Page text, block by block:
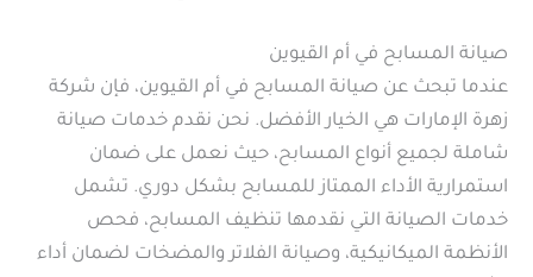
صيانة المسابح في أم القيوين
عندما تبحث عن صيانة المسابح في أم القيوين، فإن شركة
زهرة الإمارات هي الخيار الأفضل. نحن نقدم خدمات صيانة
شاملة لجميع أنواع المسابح، حيث نعمل على ضمان
استمرارية الأداء الممتاز للمسابح بشكل دوري. تشمل
خدمات الصيانة التي نقدمها تنظيف المسابح، فحص
الأنظمة الميكانيكية، وصيانة الفلاتر والمضخات لضمان أداء